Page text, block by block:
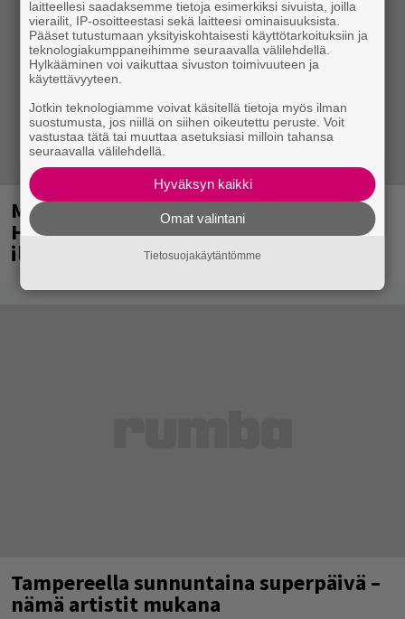
Mainio ohjelmatoimisto juhlii
Helsingissä 10-vuotista taivaltaan –
ilmaistapahtumassa loistoesiintyjät
Tampereella sunnuntaina superpäivä –
nämä artistit mukana
laitteellesi saadaksemme tietoja esimerkiksi sivuista, joilla
vierailit, IP-osoitteestasi sekä laitteesi ominaisuuksista.
Pääset tutustumaan yksityiskohtaisesti käyttötarkoituksiin ja
teknologiakumppaneihimme seuraavalla välilehdellä.
Hylkääminen voi vaikuttaa sivuston toimivuuteen ja
käytettävyyteen.
Jotkin teknologiamme voivat käsitellä tietoja myös ilman
suostumusta, jos niillä on siihen oikeutettu peruste. Voit
vastustaa tätä tai muuttaa asetuksiasi milloin tahansa
seuraavalla välilehdellä.
Hyväksyn kaikki
Omat valintani
Tietosuojakäytäntömme